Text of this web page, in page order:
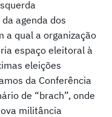
agenda dos
a qual a organização
espaço eleitoral à
eleições
da Conferência
de “brach”, onde
militância